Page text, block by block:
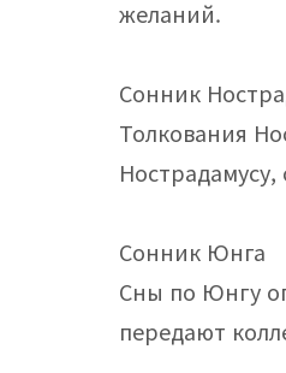
желаний.
Сонник
Толкования
Сонник Юнга
Сны по Юнгу
передают